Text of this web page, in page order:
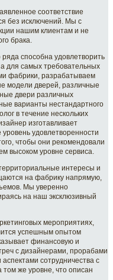
соответствие
без исключений. Мы с
нашим клиентам и не
брака.
способна удовлетворить
для самых требовательных
фабрики, разрабатываем
модели дверей, различные
двери различных
варианты нестандартного
в течение нескольких
изготавливает
удовлетворенности
чтобы они рекомендовали
высоком уровне сервиса.
интересы и
на фабрику напрямую,
Мы уверенно
на наш эксклюзивный
мероприятиях,
успешным опытом
финансовую и
с дизайнерами, прорабами
сотрудничества с
же уровне, что описан